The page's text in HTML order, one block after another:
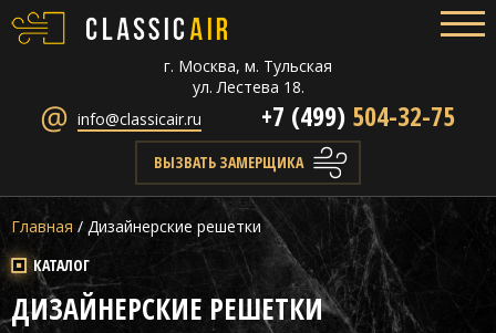
г. Москва, м. Тульская
ул. Лестева 18.
info@classicair.ru
+7 (499) 504-32-75
ВЫЗВАТЬ ЗАМЕРЩИКА
Главная / Дизайнерские решетки
КАТАЛОГ
ДИЗАЙНЕРСКИЕ РЕШЕТКИ